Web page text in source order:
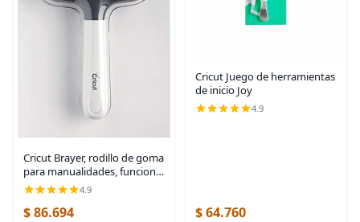
Cricut Brayer, rodillo de goma
para manualidades, funciona
con tela, vinilo, vinilos
termoadhesivos y bloques de
entintado, extiende la vida
4.9
$ 86.694
Cricut Juego de herramientas
de inicio Joy
4.9
$ 64.760